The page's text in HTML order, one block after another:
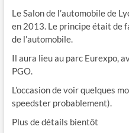
Le Salon de l’automobile de
en 2013. Le principe était de
de l’automobile.
Il aura lieu au parc Eurexpo,
PGO.
L’occasion de voir quelques
speedster probablement).
Plus de détails bientôt